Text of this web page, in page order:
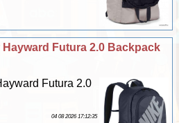
Futura 2.0 Backpack
Futura 2.0
04 08 2026 17:12:35